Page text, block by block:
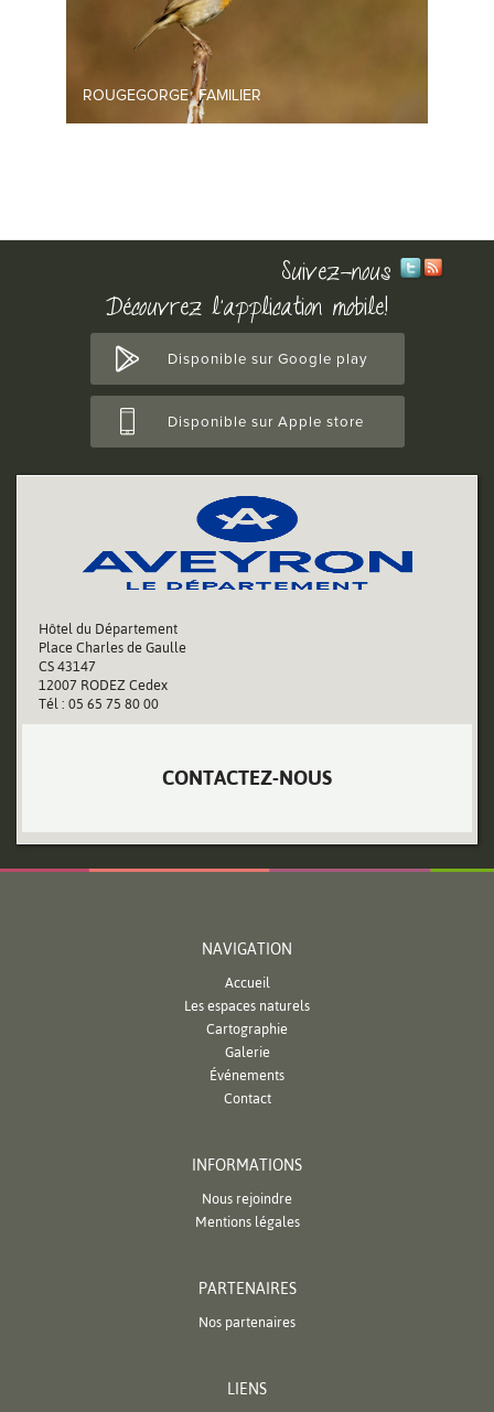
ROUGEGORGE FAMILIER
Suivez-nous
Découvrez l'application mobile!
Disponible sur Google play
Disponible sur Apple store
Hôtel du Département
Place Charles de Gaulle
CS 43147
12007 RODEZ Cedex
Tél : 05 65 75 80 00
CONTACTEZ-NOUS
NAVIGATION
Accueil
Les espaces naturels
Cartographie
Galerie
Événements
Contact
INFORMATIONS
Nous rejoindre
Mentions légales
PARTENAIRES
Nos partenaires
LIENS